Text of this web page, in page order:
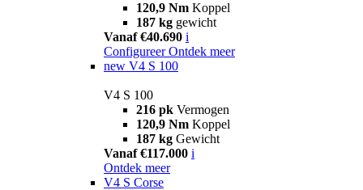
120,9 Nm Koppel
187 kg gewicht
Vanaf €40.690 i
Configureer Ontdek meer
new V4 S 100
V4 S 100
216 pk Vermogen
120,9 Nm Koppel
187 kg Gewicht
Vanaf €117.000 i
Ontdek meer
V4 S Corse